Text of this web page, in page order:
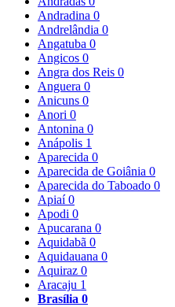
Andradina 0
Andrelândia 0
Angatuba 0
Angicos 0
Angra dos Reis 0
Anguera 0
Anicuns 0
Anori 0
Antonina 0
Anápolis 1
Aparecida 0
Aparecida de Goiânia 0
Aparecida do Taboado 0
Apiaí0
Apodi 0
Apucarana 0
Aquidabã 0
Aquidauana 0
Aquiraz 0
Aracaju 1
Brasília 0